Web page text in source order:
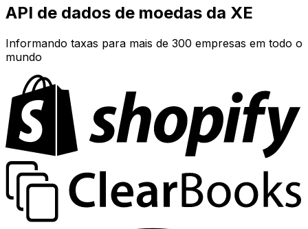
API de dados de moedas da XE
Informando taxas para mais de 300 empresas em todo o
mundo